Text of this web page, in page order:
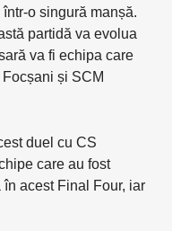
o singură manșă.
partidă va evolua
va fi echipa care
și SCM
duel cu CS
care au fost
acest Final Four, iar